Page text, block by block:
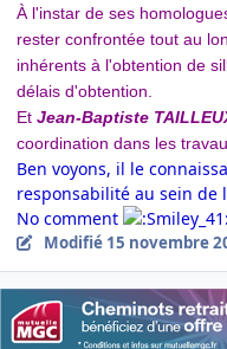
À l'instar de ses
rester confrontée tout au
inhérents à l'obtention de
délais d'obtention.
Et Jean-Baptiste
coordination dans les
Ben voyons, il le
responsabilité au sein de
No comment
Modifié 15 novembre